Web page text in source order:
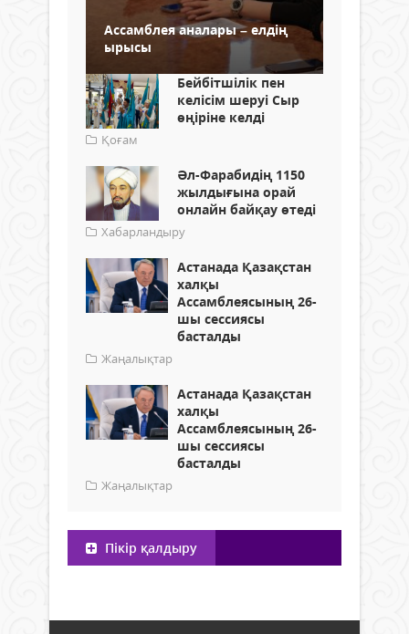
Ассамблея аналары – елдің
ырысы
Бейбітшілік пен
келісім шеруі Сыр
өңіріне келді
Қоғам
Әл-Фарабидің 1150
жылдығына орай
онлайн байқау өтеді
Хабарландыру
Астанада Қазақстан
халқы
Ассамблеясының 26-
шы сессиясы
басталды
Жаңалықтар
Астанада Қазақстан
халқы
Ассамблеясының 26-
шы сессиясы
басталды
Жаңалықтар
Пікір қалдыру